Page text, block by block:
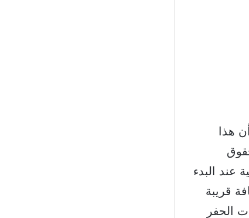
هذا
عند البدء
قريبة
رقم 9، بدأت عمليات الحفر